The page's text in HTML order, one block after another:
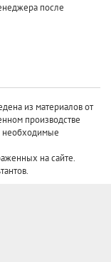
после
из материалов от
производстве
необходимые
на сайте.